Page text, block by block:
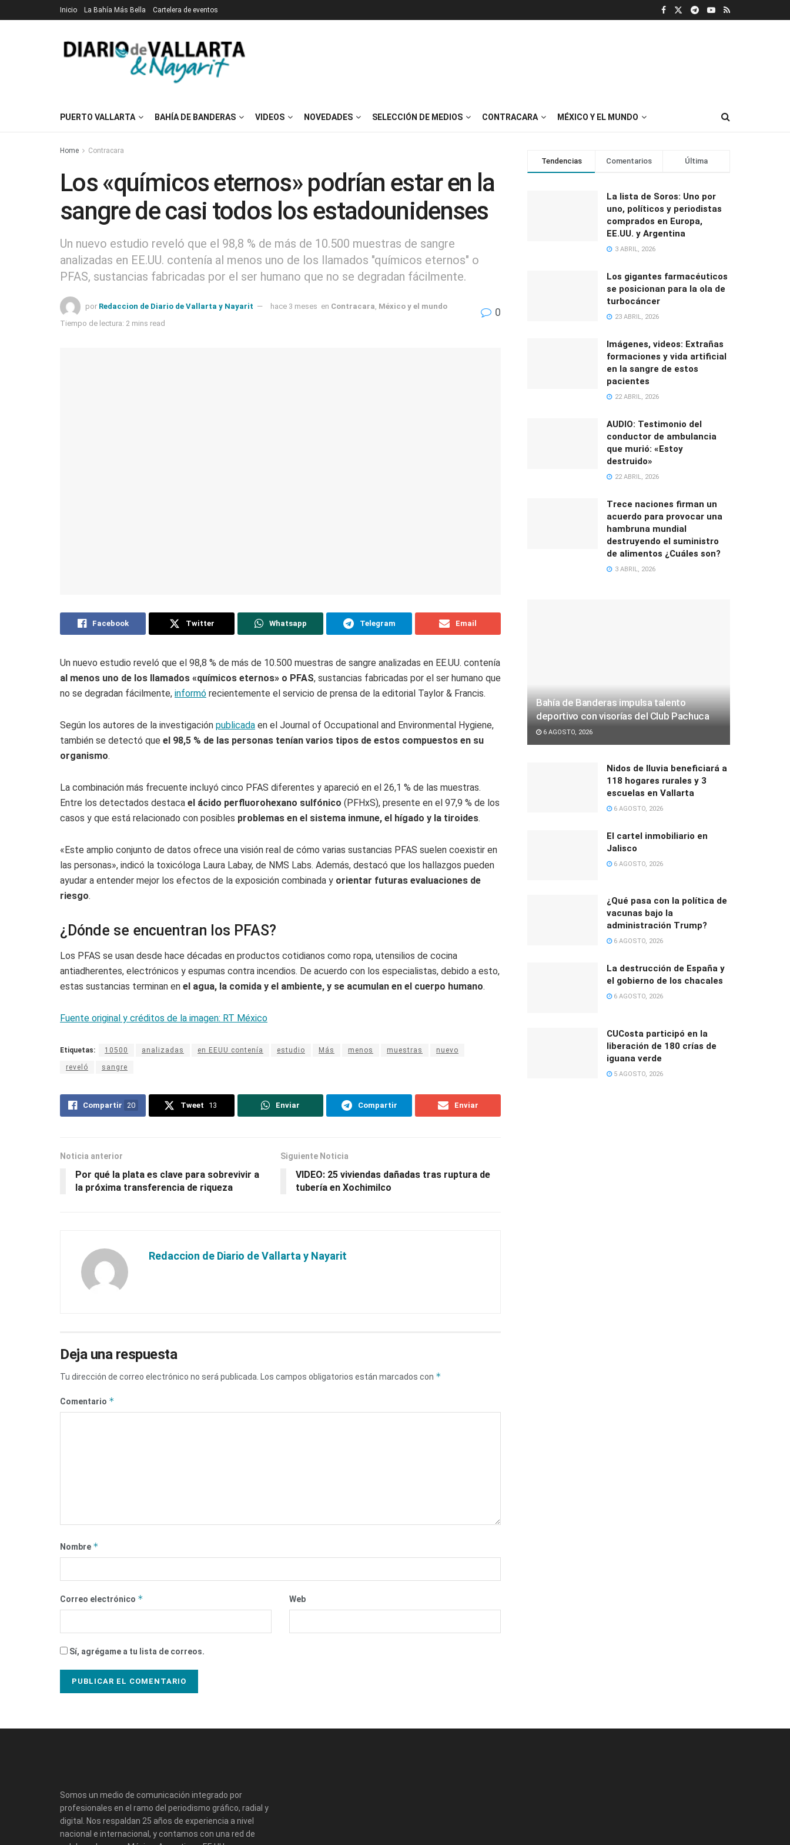
Inicio La Bahía Más Bella Cartelera de eventos
PUERTO VALLARTA BAHÍA DE BANDERAS VIDEOS NOVEDADES SELECCIÓN DE MEDIOS CONTRACARA MÉXICO Y EL MUNDO
Home Contracara
Los «químicos eternos» podrían estar en la
sangre de casi todos los estadounidenses
Un nuevo estudio reveló que el 98,8 % de más de 10.500 muestras de sangre
analizadas en EE.UU. contenía al menos uno de los llamados "químicos eternos" o
PFAS, sustancias fabricadas por el ser humano que no se degradan fácilmente.
por Redaccion de Diario de Vallarta y Nayarit hace 3 meses en Contracara México y el mundo
Tiempo de lectura: 2 mins read
0
Facebook Twitter Whatsapp Telegram Email
Un nuevo estudio reveló que el 98,8 % de más de 10.500 muestras de sangre analizadas en EE.UU. contenía
al menos uno de los llamados «químicos eternos» o PFAS, sustancias fabricadas por el ser humano que
no se degradan fácilmente, informó recientemente el servicio de prensa de la editorial Taylor & Francis.
Según los autores de la investigación publicada en el Journal of Occupational and Environmental Hygiene,
también se detectó que el 98,5 % de las personas tenían varios tipos de estos compuestos en su
organismo.
La combinación más frecuente incluyó cinco PFAS diferentes y apareció en el 26,1 % de las muestras.
Entre los detectados destaca el ácido perfluorohexano sulfónico (PFHxS), presente en el 97,9 % de los
casos y que está relacionado con posibles problemas en el sistema inmune, el hígado y la tiroides.
«Este amplio conjunto de datos ofrece una visión real de cómo varias sustancias PFAS suelen coexistir en
las personas», indicó la toxicóloga Laura Labay, de NMS Labs. Además, destacó que los hallazgos pueden
ayudar a entender mejor los efectos de la exposición combinada y orientar futuras evaluaciones de
riesgo.
¿Dónde se encuentran los PFAS?
Los PFAS se usan desde hace décadas en productos cotidianos como ropa, utensilios de cocina
antiadherentes, electrónicos y espumas contra incendios. De acuerdo con los especialistas, debido a esto,
estas sustancias terminan en el agua, la comida y el ambiente, y se acumulan en el cuerpo humano.
Fuente original y créditos de la imagen: RT México
Etiquetas: 10500 analizadas en EEUU contenía estudio Más menos muestras nuevo
reveló sangre
Compartir 20 Tweet 13 Enviar Compartir Enviar
Noticia anterior
Por qué la plata es clave para sobrevivir a
la próxima transferencia de riqueza
Siguiente Noticia
VIDEO: 25 viviendas dañadas tras ruptura de
tubería en Xochimilco
Redaccion de Diario de Vallarta y Nayarit
Deja una respuesta
Tu dirección de correo electrónico no será publicada. Los campos obligatorios están marcados con *
Comentario *
Nombre *
Correo electrónico * Web
Sí, agrégame a tu lista de correos.
Tendencias Comentarios Última
La lista de Soros: Uno por
uno, políticos y periodistas
comprados en Europa,
EE.UU. y Argentina
3 ABRIL, 2026
Los gigantes farmacéuticos
se posicionan para la ola de
turbocáncer
23 ABRIL, 2026
Imágenes, videos: Extrañas
formaciones y vida artificial
en la sangre de estos
pacientes
22 ABRIL, 2026
AUDIO: Testimonio del
conductor de ambulancia
que murió: «Estoy
destruido»
22 ABRIL, 2026
Trece naciones firman un
acuerdo para provocar una
hambruna mundial
destruyendo el suministro
de alimentos ¿Cuáles son?
3 ABRIL, 2026
Bahía de Banderas impulsa talento
deportivo con visorías del Club Pachuca
6 AGOSTO, 2026
Nidos de lluvia beneficiará a
118 hogares rurales y 3
escuelas en Vallarta
6 AGOSTO, 2026
El cartel inmobiliario en
Jalisco
6 AGOSTO, 2026
¿Qué pasa con la política de
vacunas bajo la
administración Trump?
6 AGOSTO, 2026
La destrucción de España y
el gobierno de los chacales
6 AGOSTO, 2026
CUCosta participó en la
liberación de 180 crías de
iguana verde
5 AGOSTO, 2026
Somos un medio de comunicación integrado por
profesionales en el ramo del periodismo gráfico, radial y
digital. Nos respaldan 25 años de experiencia a nivel
nacional e internacional, y contamos con una red de